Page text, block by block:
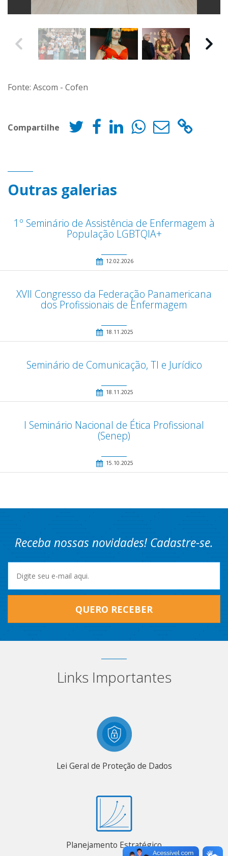
Fonte: Ascom - Cofen
Compartilhe
Outras galerias
1º Seminário de Assistência de Enfermagem à
População LGBTQIA+
12.02.2026
XVII Congresso da Federação Panamericana
dos Profissionais de Enfermagem
18.11.2025
Seminário de Comunicação, TI e Jurídico
18.11.2025
I Seminário Nacional de Ética Profissional
(Senep)
15.10.2025
Receba nossas novidades! Cadastre-se.
QUERO RECEBER
Links Importantes
Lei Geral de Proteção de Dados
Planejamento Estratégico